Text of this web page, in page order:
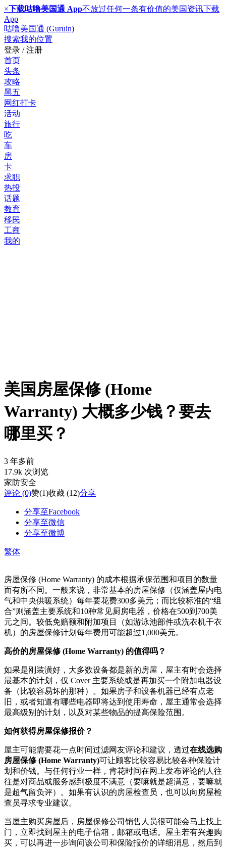
×下载咕噜美国通 App不放过任何一条有价值的美国资讯下载
App
咕噜美国通 (Guruin)
搜索我的位置
登录 / 注册
首页
头条
攻略
黑五
网红打卡
活动
旅行
吃
车
房
卡
求职
热投
话题
教育
移民
工商
我的
美国房屋保修 (Home
Warranty) 大概多少钱？要去
哪里买？
3 年多前
17.9k 次浏览
家防安全
评论 (0)赞(1)收藏 (12)分享
分享至Facebook
分享至微信
分享至微博
繁体
房屋保修 (Home Warranty) 的成本根据承保范围和项目的数量
而有所不同。一般来说，非常基本的房屋保修（仅涵盖屋内电
气和中央供暖系统）每年要花费300多美元；而比较标准的“组
合”则涵盖主要系统和10种常见厨房电器，价格在500到700美
元之间。较低免赔额和附加项目（如游泳池部件或洗衣机干衣
机）的房屋保修计划每年费用可能超过1,000美元。
高价的房屋保修 (Home Warranty) 的值得吗？
如果是刚装潢好，大多数设备都是新的房屋，屋主有时会选择
最基本的计划，仅 Cover 主要系统或是再加买一个附加电器设
备（比较容易坏的那种）。如果房子和设备机器已经有点老
旧，或者知道有哪些电器即将达到使用寿命，屋主通常会选择
最高级别的计划，以及对某些物品的提高保险范围。
如何获得房屋保修报价？
屋主可能需要花一点时间过滤网友评论和建议，透过在线选购
房屋保修 (Home Warranty)可让顾客比较容易比较各种保险计
划和价钱。与任何行业一样，肯花时间在网上发布评论的人往
往是对商品或服务感到极度不满意（要嘛就是超满意，要嘛就
是超气留负评）。如果有认识的房屋检查员，也可以向房屋检
查员寻求专业建议。
当屋主购买房屋后，房屋保修公司销售人员很可能会马上找上
门，立即找到屋主的电子信箱，邮箱或电话。屋主若有兴趣购
买，可以再进一步询问该公司和保险报价的详细消息，然后到